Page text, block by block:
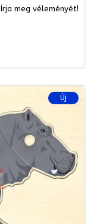
Írja meg véleményét!
Új